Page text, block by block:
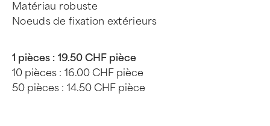
Matériau robuste
Noeuds de fixation extérieurs
1 pièces : 19.50 CHF pièce
10 pièces : 16.00 CHF pièce
50 pièces : 14.50 CHF pièce